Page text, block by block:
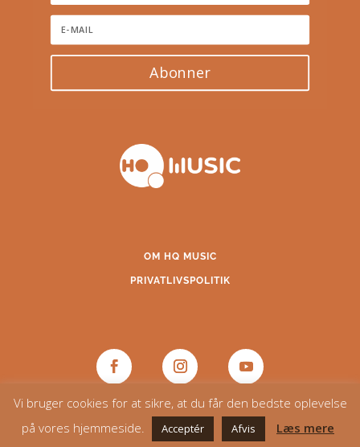
Abonner
OM HQ MUSIC
PRIVATLIVSPOLITIK
Vi bruger cookies for at sikre, at du får den bedste oplevelse
på vores hjemmeside.
Acceptér Afvis Læs mere